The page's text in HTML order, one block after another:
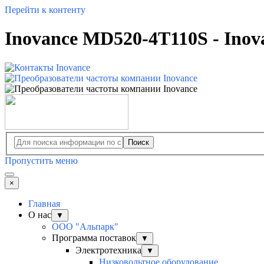
Перейти к контенту
Inovance MD520-4T110S -
Поиск
Пропустить меню
×
Главная
О нас
▼
ООО "Альпарк"
Программа поставок
▼
Электротехника ▼